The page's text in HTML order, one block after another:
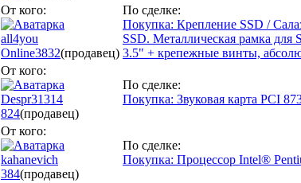
От кого:
all4you
Online3832(продавец)
По сделке:
Покупка: Крепление SSD /
SSD. Металлическая рамка для
3.5" + крепежные винты,
От кого:
Despr31314
824(продавец)
По сделке:
Покупка: Звуковая карта PCI
От кого:
kahanevich
384(продавец)
По сделке:
Покупка: Процессор Intel®